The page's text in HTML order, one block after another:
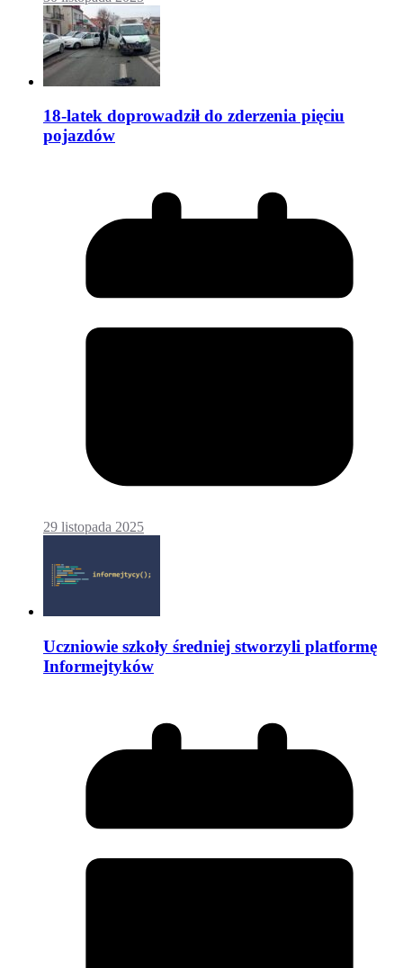
18-latek doprowadził do zderzenia pięciu
pojazdów
29 listopada 2025
Uczniowie szkoły średniej stworzyli platformę
Informejtyków